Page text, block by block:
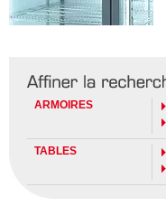
ARMOIRES
TABLES